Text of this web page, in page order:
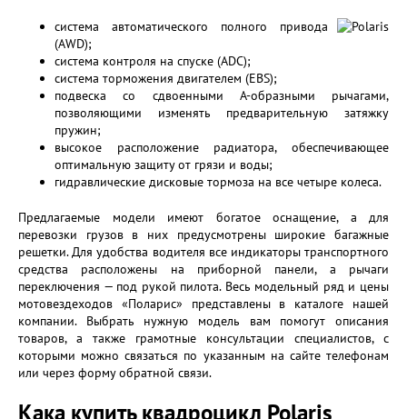
система автоматического полного привода
(AWD);
система контроля на спуске (ADC);
система торможения двигателем (EBS);
подвеска со сдвоенными А-образными рычагами,
позволяющими изменять предварительную затяжку
пружин;
высокое расположение радиатора, обеспечивающее
оптимальную защиту от грязи и воды;
гидравлические дисковые тормоза на все четыре колеса.
Предлагаемые модели имеют богатое оснащение, а для
перевозки грузов в них предусмотрены широкие багажные
решетки. Для удобства водителя все индикаторы транспортного
средства расположены на приборной панели, а рычаги
переключения — под рукой пилота. Весь модельный ряд и цены
мотовездеходов «Поларис» представлены в каталоге нашей
компании. Выбрать нужную модель вам помогут описания
товаров, а также грамотные консультации специалистов, с
которыми можно связаться по указанным на сайте телефонам
или через форму обратной связи.
Кака купить квадроцикл Polaris